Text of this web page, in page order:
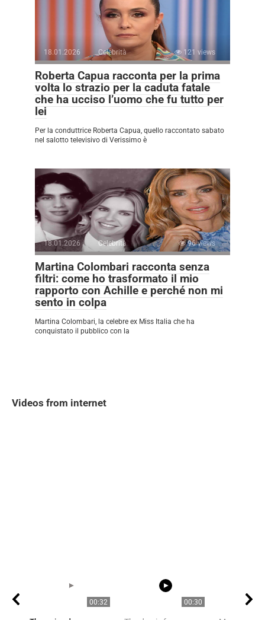
18.01.2026 Celebrità 121 views
Roberta Capua racconta per la prima
volta lo strazio per la caduta fatale
che ha ucciso l’uomo che fu tutto per
lei
Per la conduttrice Roberta Capua, quello raccontato sabato
nel salotto televisivo di Verissimo è
18.01.2026 Celebrità 96 views
Martina Colombari racconta senza
filtri: come ho trasformato il mio
rapporto con Achille e perché non mi
sento in colpa
Martina Colombari, la celebre ex Miss Italia che ha
conquistato il pubblico con la
Videos from internet
00:32 00:30